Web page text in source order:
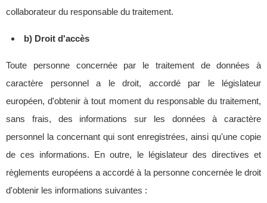
collaborateur du responsable du traitement.
b) Droit d'accès
Toute personne concernée par le traitement de données à
caractère personnel a le droit, accordé par le législateur
européen, d'obtenir à tout moment du responsable du traitement,
sans frais, des informations sur les données à caractère
personnel la concernant qui sont enregistrées, ainsi qu'une copie
de ces informations. En outre, le législateur des directives et
règlements européens a accordé à la personne concernée le droit
d'obtenir les informations suivantes :